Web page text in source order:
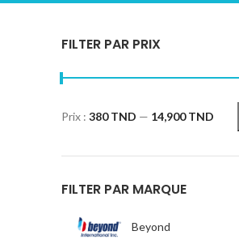
FILTER PAR PRIX
Prix : 380 TND — 14,900 TND
FILTER PAR MARQUE
Beyond